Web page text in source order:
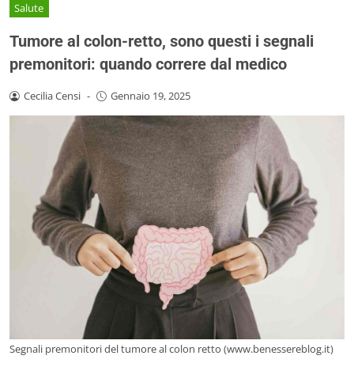
Salute
Tumore al colon-retto, sono questi i segnali
premonitori: quando correre dal medico
Cecilia Censi - Gennaio 19, 2025
Segnali premonitori del tumore al colon retto (www.benessereblog.it)